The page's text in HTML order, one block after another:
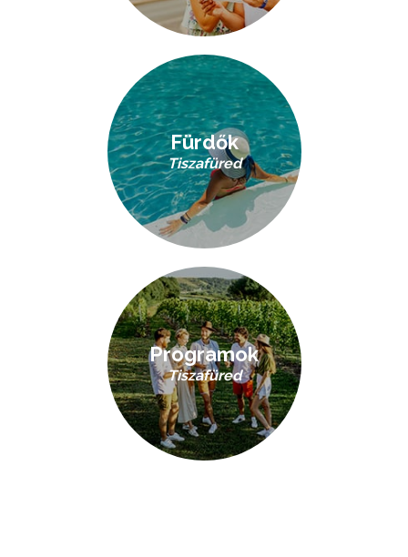
Fürdők
Tiszafüred
Programok
Tiszafüred